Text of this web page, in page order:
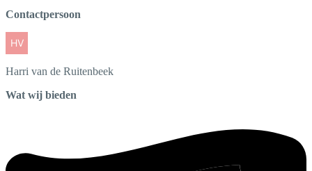
Contactpersoon
Harri van de Ruitenbeek
Wat wij bieden